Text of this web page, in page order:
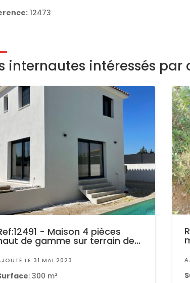
12473
internautes intéressés
- Maison 4 pièces
de gamme sur terrain de...
LE 31 MAI 2023
: 300 m²